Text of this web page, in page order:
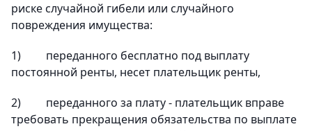
риске случайной гибели или случайного
повреждения имущества:
1)
переданного бесплатно под выплату
постоянной ренты, несет плательщик ренты,
2)
переданного за плату - плательщик вправе
требовать прекращения обязательства по выплате